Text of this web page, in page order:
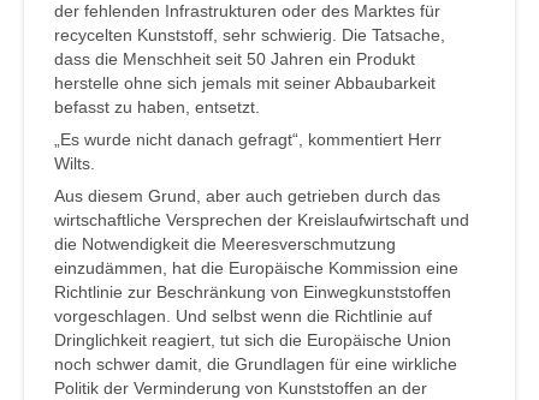
der fehlenden Infrastrukturen oder des Marktes für
recycelten Kunststoff, sehr schwierig. Die Tatsache,
dass die Menschheit seit 50 Jahren ein Produkt
herstelle ohne sich jemals mit seiner Abbaubarkeit
befasst zu haben, entsetzt.
„Es wurde nicht danach gefragt“, kommentiert Herr
Wilts.
Aus diesem Grund, aber auch getrieben durch das
wirtschaftliche Versprechen der Kreislaufwirtschaft und
die Notwendigkeit die Meeresverschmutzung
einzudämmen, hat die Europäische Kommission eine
Richtlinie zur Beschränkung von Einwegkunststoffen
vorgeschlagen. Und selbst wenn die Richtlinie auf
Dringlichkeit reagiert, tut sich die Europäische Union
noch schwer damit, die Grundlagen für eine wirkliche
Politik der Verminderung von Kunststoffen an der